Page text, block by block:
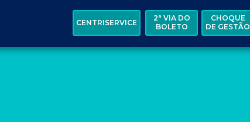
CHOQUE
DE GESTÃO
2ª VIA DO
BOLETO
CENTRISERVICE